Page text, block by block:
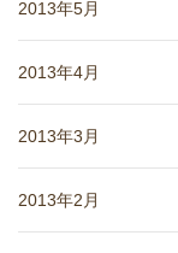
2013年5月
2013年4月
2013年3月
2013年2月